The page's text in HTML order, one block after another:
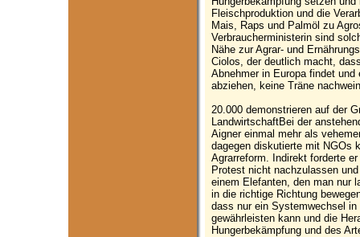
Fleischproduktion und die
Mais, Raps und Palmöl zu
Verbraucherministerin sind
Nähe zur Agrar- und
Ciolos, der deutlich macht,
Abnehmer in Europa findet
abziehen, keine Träne
20.000 demonstrieren auf der
LandwirtschaftBei der
Aigner einmal mehr als
dagegen diskutierte mit NGOs
Agrarreform. Indirekt forderte
Protest nicht nachzulassen
einem Elefanten, den man nur
in die richtige Richtung
dass nur ein Systemwechsel
gewährleisten kann und die
Hungerbekämpfung und des